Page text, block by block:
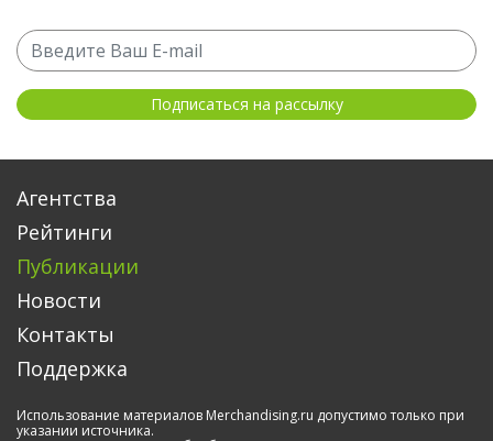
Агентства
Рейтинги
Публикации
Новости
Контакты
Поддержка
Использование материалов Merchandising.ru допустимо только при
указании источника.